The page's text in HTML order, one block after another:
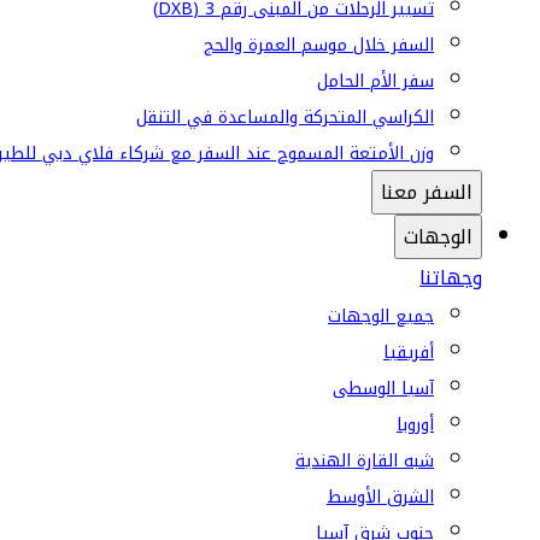
تسيير الرحلات من المبنى رقم 3 (DXB)
السفر خلال موسم العمرة والحج
سفر الأم الحامل
الكراسي المتحركة والمساعدة في التنقل
وزن الأمتعة المسموح عند السفر مع شركاء فلاي دبي
السفر معنا
الوجهات
وجهاتنا
جميع الوجهات
أفريقيا
آسيا الوسطى
أوروبا
شبه القارة الهندية
الشرق الأوسط
جنوب شرق آسيا